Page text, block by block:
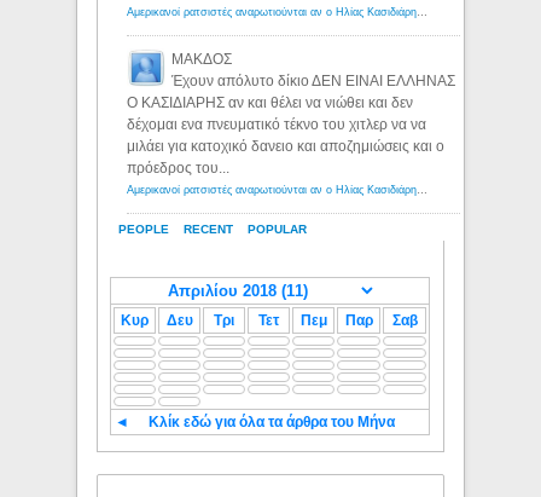
PEOPLE RECENT POPULAR
ΜΑΚΔΟΣ
Έχουν απόλυτο δίκιο ΔΕΝ ΕΙΝΑΙ ΕΛΛΗΝΑΣ
Ο ΚΑΣΙΔΙΑΡΗΣ αν και θέλει να νιώθει και δεν
δέχομαι ενα πνευματικό τέκνο του χιτλερ να να
μιλάει για κατοχικό δανειο και αποζημιώσεις και ο
πρόεδρος του...
Κυρ Δευ Τρι Τετ Πεμ Παρ Σαβ
◄ Κλίκ εδώ για όλα τα άρθρα του Μήνα